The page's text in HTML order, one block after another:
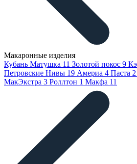
Макаронные изделия
Кубань Матушка 11 Золотой покос 9
Петровские Нивы 19 Америа 4 Паста 2
МакЭкстра 3 Роллтон 1 Макфа 11